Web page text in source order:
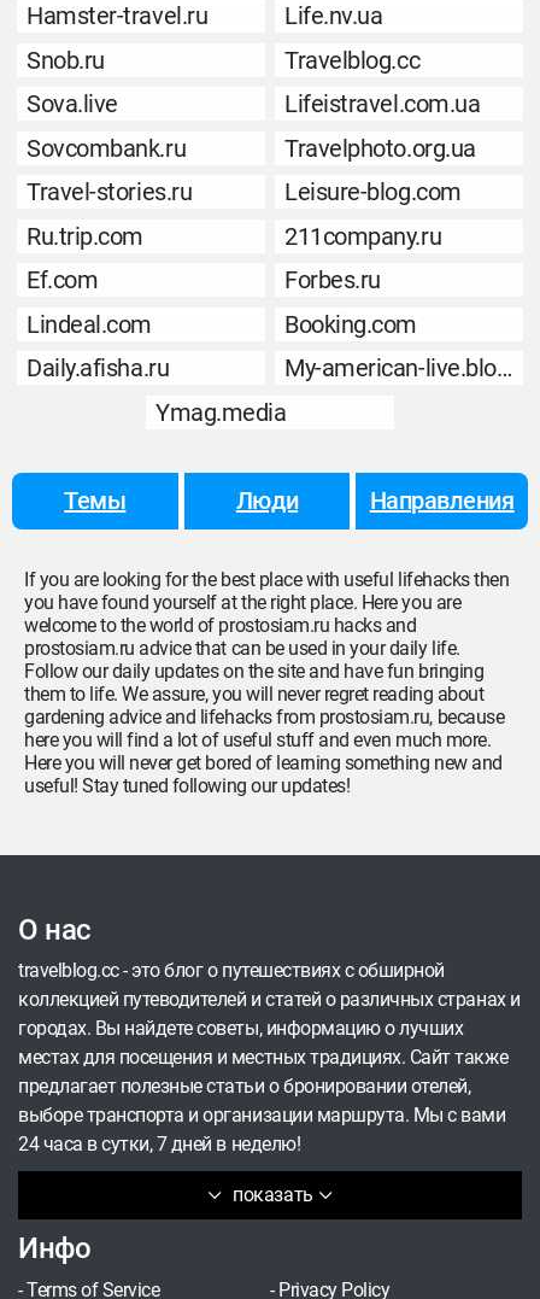
Hamster-travel.ru
Life.nv.ua
Snob.ru
Travelblog.cc
Sova.live
Lifeistravel.com.ua
Sovcombank.ru
Travelphoto.org.ua
Travel-stories.ru
Leisure-blog.com
Ru.trip.com
211company.ru
Ef.com
Forbes.ru
Lindeal.com
Booking.com
Daily.afisha.ru
My-american-live.blogspot.com
Ymag.media
Темы Люди Направления
If you are looking for the best place with useful lifehacks then
you have found yourself at the right place. Here you are
welcome to the world of prostosiam.ru hacks and
prostosiam.ru advice that can be used in your daily life.
Follow our daily updates on the site and have fun bringing
them to life. We assure, you will never regret reading about
gardening advice and lifehacks from prostosiam.ru, because
here you will find a lot of useful stuff and even much more.
Here you will never get bored of learning something new and
useful! Stay tuned following our updates!
О нас
показать
travelblog.cc - это блог о путешествиях с обширной
коллекцией путеводителей и статей о различных странах и
городах. Вы найдете советы, информацию о лучших
местах для посещения и местных традициях. Сайт также
предлагает полезные статьи о бронировании отелей,
выборе транспорта и организации маршрута. Мы с вами
24 часа в сутки, 7 дней в неделю!
Инфо
-Terms of Service - Privacy Policy